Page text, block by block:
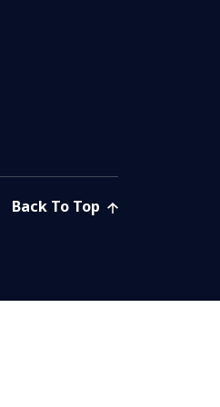
Back To Top